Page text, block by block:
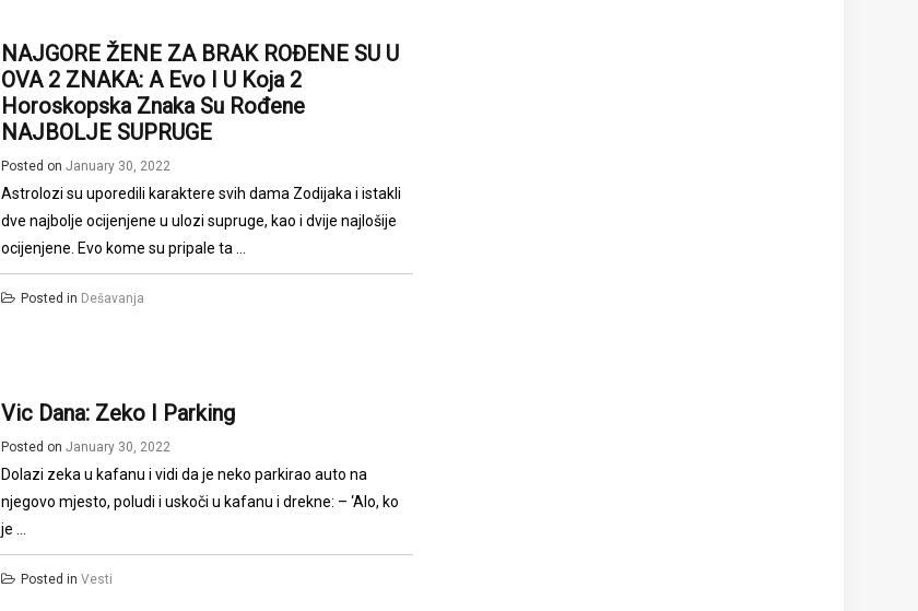
NAJGORE ŽENE ZA BRAK ROĐENE SU U
OVA 2 ZNAKA: A Evo I U Koja 2
Horoskopska Znaka Su Rođene
NAJBOLJE SUPRUGE
Posted onJanuary 30, 2022
Astrolozi su uporedili karaktere svih dama Zodijaka i istakli
dve najbolje ocijenjene u ulozi supruge, kao i dvije najlošije
ocijenjene. Evo kome su pripale ta ...
Posted in Dešavanja
Vic Dana: Zeko I Parking
Posted onJanuary 30, 2022
Dolazi zeka u kafanu i vidi da je neko parkirao auto na
njegovo mjesto, poludi i uskoči u kafanu i drekne: – ‘Alo, ko
je ...
Posted inVesti